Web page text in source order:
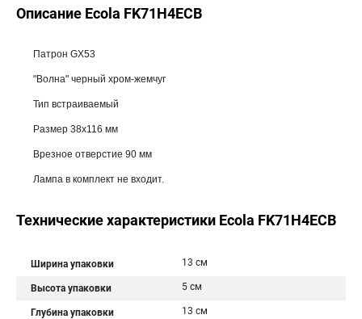
Описание Ecola FK71H4ECB
Патрон GX53
"Волна" черный хром-жемчуг
Тип встраиваемый
Размер 38x116 мм
Врезное отверстие 90 мм
Лампа в комплект не входит.
Технические характеристики Ecola FK71H4ECB
Ширина упаковки 13 см
Высота упаковки 5 см
Глубина упаковки 13 см